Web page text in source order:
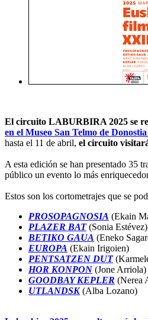
El circuito LABURBIRA 2025 se
en el Museo San Telmo de
hasta el 11 de abril, el circuito
A esta edición se han presentado 35
público un evento lo más
Estos son los cortometrajes que se
PROSOPAGNOSIA (Ekain
PLAZER BAT(Sonia Estévez)
BETIKO GAUA (Eneko
EUROPA (Ekain Irigoien)
PENTSATZEN DUT
HOR KONPON (Jone Arriola)
GOODBAY KEPLER (Nerea
UTLANDSK(Alba Lozano)